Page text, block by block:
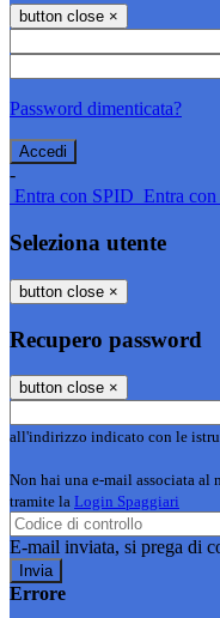
button close ×
Password dimenticata?
-
Entra con SPID Entra
Seleziona utente
button close ×
Recupero password
button close ×
all'indirizzo indicato con le
Non hai una e-mail associata al
tramite la Login Spaggiari
E-mail inviata, si prega di
Errore